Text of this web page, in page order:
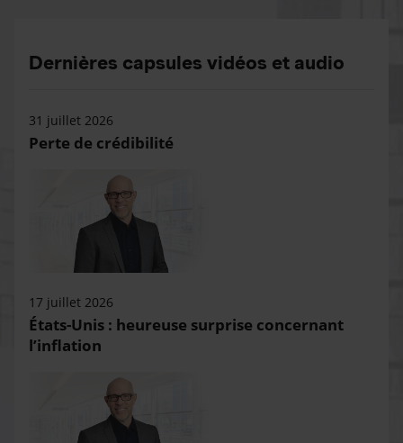
Dernières capsules vidéos et audio
31 juillet 2026
Perte de crédibilité
17 juillet 2026
États-Unis : heureuse surprise concernant
l’inflation